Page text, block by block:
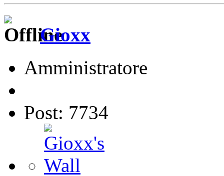
Gioxx
Amministratore
Post: 7734